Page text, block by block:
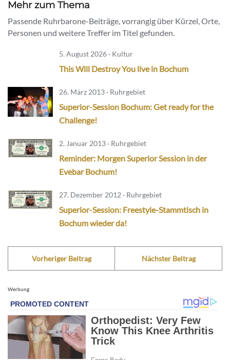
Mehr zum Thema
Passende Ruhrbarone-Beiträge, vorrangig über Kürzel, Orte,
Personen und weitere Treffer im Titel gefunden.
5. August 2026 · Kultur
This Will Destroy You live in Bochum
26. März 2013 · Ruhrgebiet
Superior-Session Bochum: Get ready for the
Challenge!
2. Januar 2013 · Ruhrgebiet
Reminder: Morgen Superior Session in der
Evebar Bochum!
27. Dezember 2012 · Ruhrgebiet
Superior-Session: Freestyle-Stammtisch in
Bochum wieder da!
Vorheriger Beitrag Nächster Beitrag
Werbung